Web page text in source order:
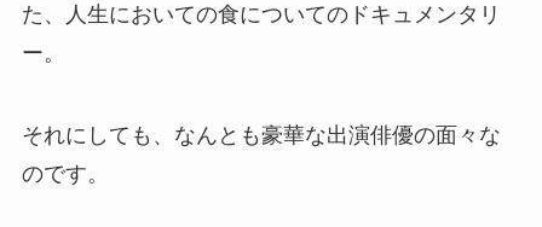
た、人生においての食についてのドキュメンタリ
ー。
それにしても、なんとも豪華な出演俳優の面々な
のです。